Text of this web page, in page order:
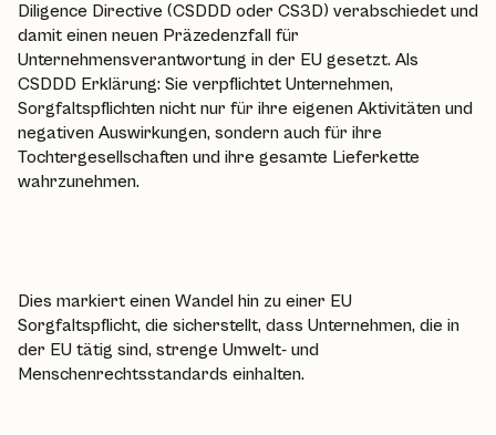
Diligence Directive (CSDDD oder CS3D) verabschiedet und
damit einen neuen Präzedenzfall für
Unternehmensverantwortung in der EU gesetzt. Als
CSDDD Erklärung: Sie verpflichtet Unternehmen,
Sorgfaltspflichten nicht nur für ihre eigenen Aktivitäten und
negativen Auswirkungen, sondern auch für ihre
Tochtergesellschaften und ihre gesamte Lieferkette
wahrzunehmen.
Dies markiert einen Wandel hin zu einer EU
Sorgfaltspflicht, die sicherstellt, dass Unternehmen, die in
der EU tätig sind, strenge Umwelt- und
Menschenrechtsstandards einhalten.